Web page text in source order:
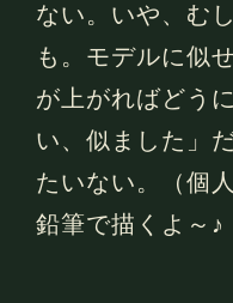
ない。いや、む
も。モデルに似
が上がればどう
い、似ました」
たいない。（個
鉛筆で描くよ～♪